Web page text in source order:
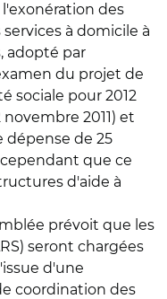
des
à domicile à
adopté par
du projet de
sociale pour 2012
2011) et
dépense de 25
que ce
d'aide à
prévoit que les
seront chargées
d'une
coordination des